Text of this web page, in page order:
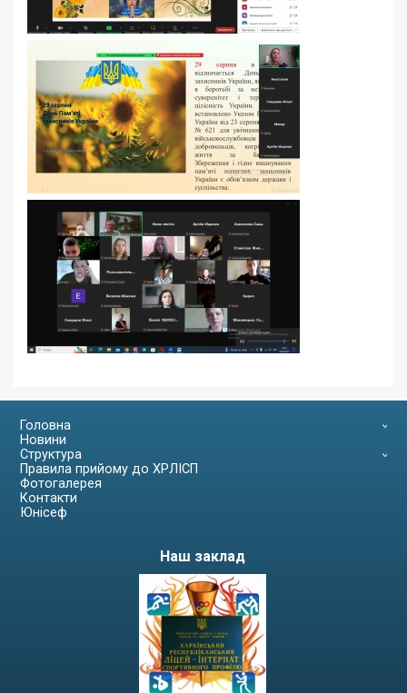
Головна
Новини
Структура
Правила прийому до ХРЛІСП
Фотогалерея
Контакти
Юнісеф
Наш заклад